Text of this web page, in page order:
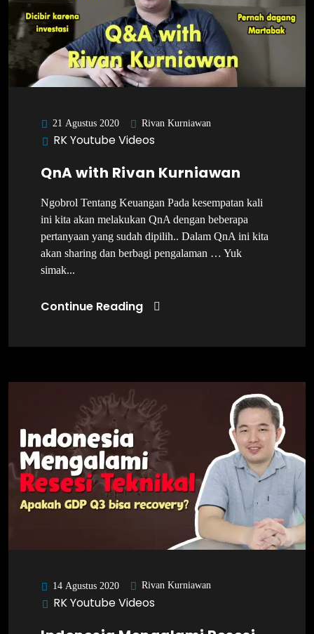
21 Agustus 2020 Rivan Kurniawan
RK Youtube Videos
QnA with Rivan Kurniawan
Ngobrol Tentang Keuangan Pada kesempatan kali
ini kita akan melakukan QnA dengan beberapa
pertanyaan yang sudah dipilih.. Dalam QnA ini kita
akan sharing dan berbagi pengalaman … Yuk
simak...
Continue Reading
14 Agustus 2020 Rivan Kurniawan
RK Youtube Videos